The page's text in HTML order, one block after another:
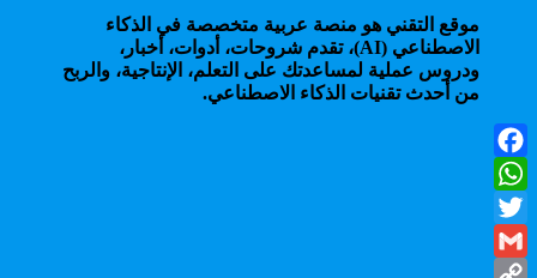
موقع التقني هو منصة عربية متخصصة في الذكاء
الاصطناعي (AI)، تقدم شروحات، أدوات، أخبار،
ودروس عملية لمساعدتك على التعلم، الإنتاجية، والربح
من أحدث تقنيات الذكاء الاصطناعي.
Facebook
WhatsApp
Twitter
Gmail